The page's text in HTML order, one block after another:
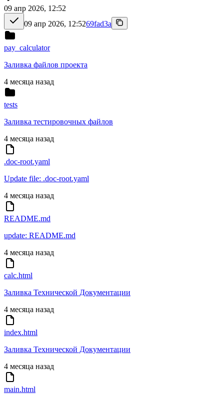
09 апр 2026, 12:52
09 апр 2026, 12:5269fad3a
pay_calculator
Заливка файлов проекта
4 месяца назад
tests
Заливка тестировочных файлов
4 месяца назад
.doc-root.yaml
Update file: .doc-root.yaml
4 месяца назад
README.md
update: README.md
4 месяца назад
calc.html
Заливка Технической Документации
4 месяца назад
index.html
Заливка Технической Документации
4 месяца назад
main.html